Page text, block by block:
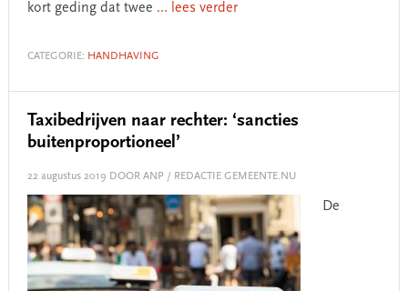
kort geding dat twee ... lees verder
CATEGORIE: HANDHAVING
Taxibedrijven naar rechter: ‘sancties
buitenproportioneel’
22 augustus 2019 DOOR ANP / REDACTIE GEMEENTE.NU
De